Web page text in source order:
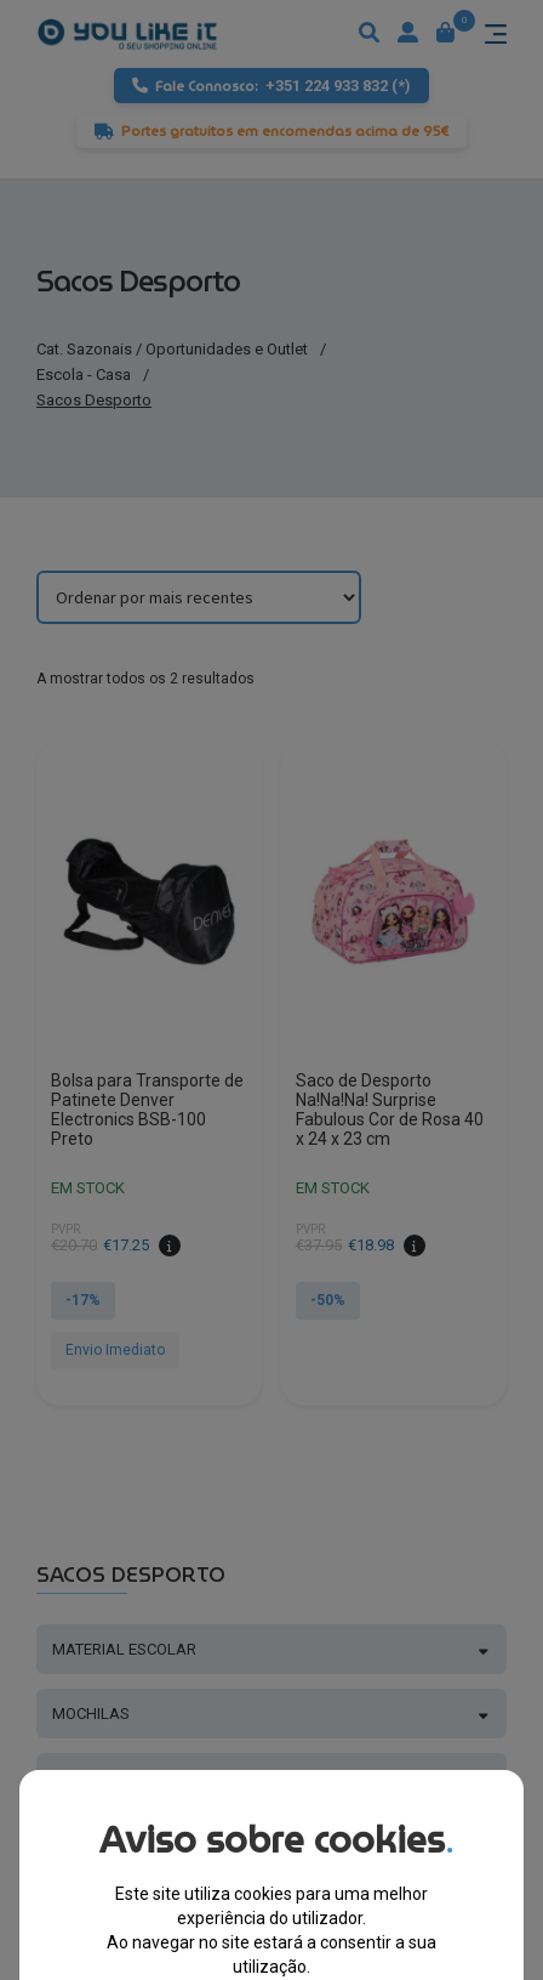
Fale Connosco: +351 224 933 832 (*)
Portes gratuitos em encomendas acima de 95€
0
Sacos Desporto
Cat. Sazonais / Oportunidades e Outlet
/
Escola - Casa
/
Sacos Desporto
A mostrar todos os 2 resultados
Bolsa para Transporte de
Patinete Denver
Electronics BSB-100
Preto
EM STOCK
PVPR
€20.70
O
original
€20.70.
€17.25
O
atual
€17.25.
-17%
Envio Imediato
Saco de Desporto
Na!Na!Na! Surprise
Fabulous Cor de Rosa 40
x 24 x 23 cm
EM STOCK
PVPR
€37.95
O
original
€18.98
O
atual
-50%
SACOS DESPORTO
MATERIAL ESCOLAR
MOCHILAS
LANCHEIRAS
NECESSAIRES, BOLSAS E PASTAS
Aviso sobre cookies.
Este site utiliza cookies para uma melhor
experiência do utilizador.
Ao navegar no site estará a consentir a sua
utilização.